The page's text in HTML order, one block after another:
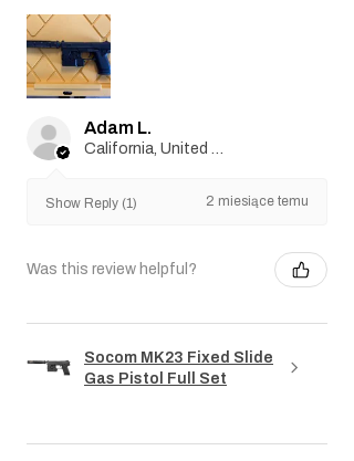
Adam L.
Show Reply (1) 2 miesiące temu
Was this review helpful?
Socom MK23 Fixed Slide
Gas Pistol Full Set